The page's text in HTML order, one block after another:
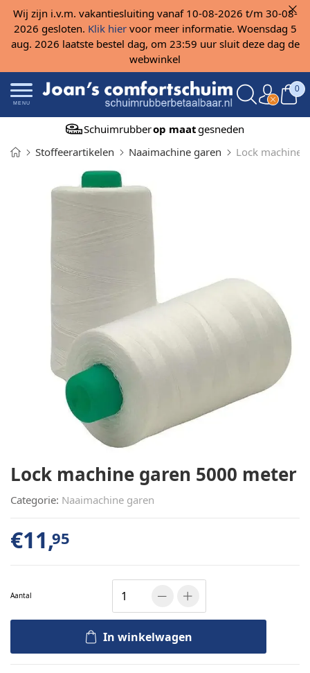
Wij zijn i.v.m. vakantiesluiting vanaf 10-08-2026 t/m 30-08-
2026 gesloten. Klik hiervoor meer informatie. Woensdag 5
aug. 2026 laatste bestel dag, om 23:59 uur sluit deze dag de
webwinkel
MENU
0
Schuimrubberop maatgesneden
Stoffeerartikelen
Naaimachine garen Lock machine
Lock machine garen 5000 meter
Categorie: Naaimachine garen
€11,95
Aantal
In winkelwagen